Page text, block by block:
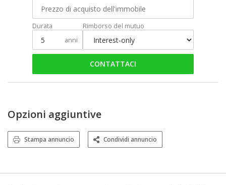
Durata
anni
Rimborso del mutuo
CONTATTACI
Opzioni aggiuntive
Stampa annuncio Condividi annuncio